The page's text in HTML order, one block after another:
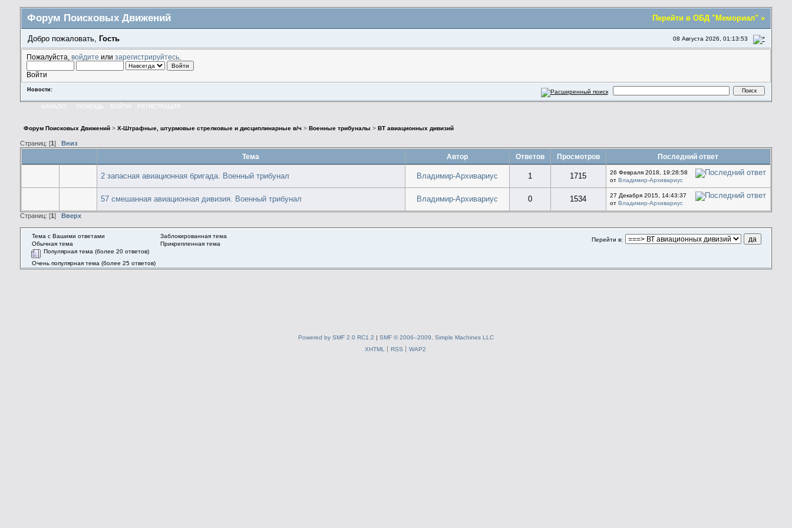
Перейти в ОБД "Мемориал" »
Форум Поисковых Движений
08 Августа 2026, 01:13:53
Добро пожаловать, Гость
Пожалуйста, войдите или зарегистрируйтесь.
Войти
Новости:
НАЧАЛО ПОМОЩЬ ВОЙТИ РЕГИСТРАЦИЯ
Форум Поисковых Движений >X-Штрафные, штурмовые стрелковые и дисциплинарные в/ч > Военные трибуналы > ВТ авиационных дивизий
Страниц: [1 ] Вниз
Тема Автор Ответов Просмотров Последний ответ
2 запасная авиационная бригада. Военный трибунал Владимир-Архивариус 1 1715
26 Февраля 2018, 19:28:58
от Владимир-Архивариус
57 смешанная авиационная дивизия. Военный трибунал Владимир-Архивариус 0 1534
27 Декабря 2015, 14:43:37
от Владимир-Архивариус
Страниц: [1 ] Вверх
Перейти в:
Тема с Вашими ответами
Обычная тема
Популярная тема (более 20 ответов)
Очень популярная тема (более 25 ответов)
Заблокированная тема
Прикрепленная тема
Powered by SMF 2.0 RC1.2
SMF © 2006–2009, Simple Machines LLC
XHTML
RSS WAP2